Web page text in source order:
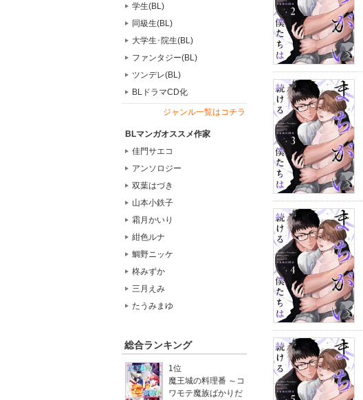
学生(BL)
同級生(BL)
大学生･院生(BL)
ファンタジー(BL)
ツンデレ(BL)
BLドラマCD化
ジャンル一覧はコチラ
BLマンガオススメ作家
佳門サエコ
アンソロジー
双葉はづき
山本小鉄子
霜月かいり
紺色ルナ
鯛野ニッケ
柊みずか
三月えみ
たうみまゆ
総合ランキング
1位
魔王城の料理番 ～コ
ワモテ魔族ばかりだ